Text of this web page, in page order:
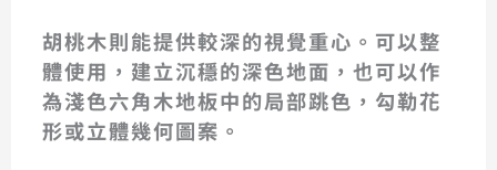
胡桃木則能提供較深的視覺重心。可以整
體使用，建立沉穩的深色地面，也可以作
為淺色六角木地板中的局部跳色，勾勒花
形或立體幾何圖案。